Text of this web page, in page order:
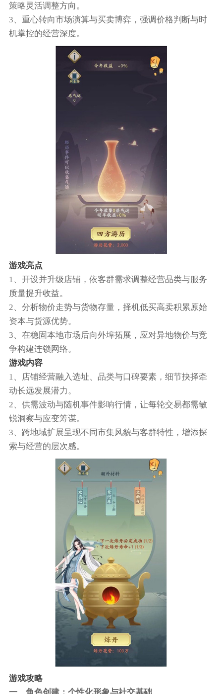
策略灵活调整方向。
3、重心转向市场演算与买卖博弈，强调价格判断与时
机掌控的经营深度。
游戏亮点
1、开设并升级店铺，依客群需求调整经营品类与服务
质量提升收益。
2、分析物价走势与货物存量，择机低买高卖积累原始
资本与货源优势。
3、在稳固本地市场后向外埠拓展，应对异地物价与竞
争构建连锁网络。
游戏内容
1、店铺经营融入选址、品类与口碑要素，细节抉择牵
动长远发展潜力。
2、供需波动与随机事件影响行情，让每轮交易都需敏
锐洞察与应变筹谋。
3、跨地域扩展呈现不同市集风貌与客群特性，增添探
索与经营的层次感。
游戏攻略